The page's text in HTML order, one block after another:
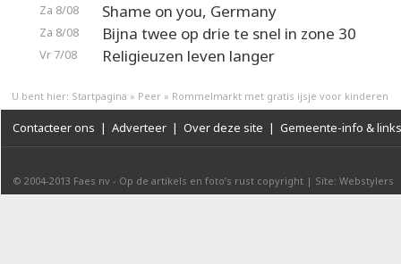
Za 8/08 Shame on you, Germany
Za 8/08 Bijna twee op drie te snel in zone 30
Vr 7/08 Religieuzen leven langer
U bent hier: Startpagina » Peer » Rommelmarkt met gratis ijsje voor kinderen
Contacteer ons | Adverteer | Over deze site | Gemeente-info & links
© 2004-2013 Faes nv - Op de artikels en foto’s rust copyright | Site: Webstylers